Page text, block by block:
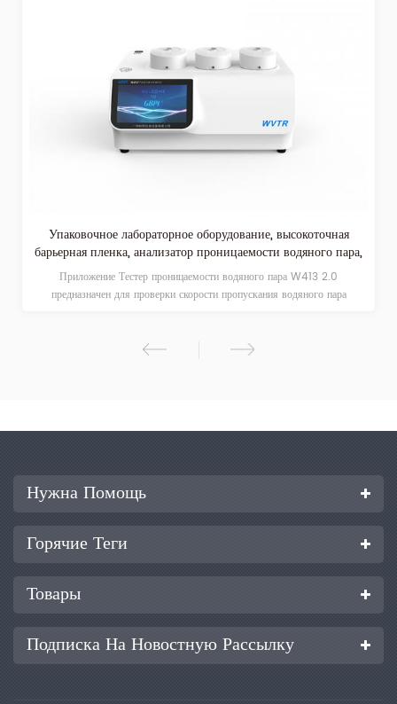
Упаковочное лабораторное оборудование, высокоточная
барьерная пленка, анализатор проницаемости водяного пара,
скорость передачи паров влаги
Приложение Тестер проницаемости водяного пара W413 2.0
предназначен для проверки скорости пропускания водяного пара
Нужна Помощь
Горячие Теги
Товары
Подписка На Новостную Рассылку